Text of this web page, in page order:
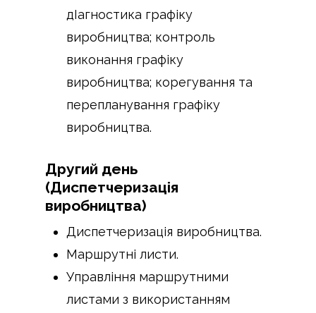
дІагностика графіку
виробництва; контроль
виконання графіку
виробництва; корегування та
перепланування графіку
виробництва.
Другий день
(Диспетчеризація
виробництва)
Диспетчеризація виробництва.
Маршрутні листи.
Управління маршрутними
листами з використанням